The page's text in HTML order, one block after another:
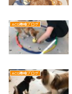
ACG椿峰ブログ
ACG椿峰ブログ